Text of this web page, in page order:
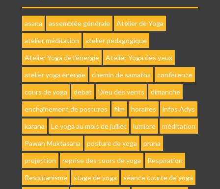
asana assemblée générale Atelier de Yoga
atelier méditation atelier pédagogique
Atelier Yoga de l'énergie Atelier Yoga des yeux
atelier yoga énergie chemin de samatha conférence
cours de yoga debat Dieu des vents dimanche
enchaînement de postures film horaires infos Adys
karana Le yoga au mois de juillet lumiere méditation
Pawan Muktasana posture de yoga prana
projection reprise des cours de yoga Respiration
Respirianisme stage de yoga séance courte de yoga